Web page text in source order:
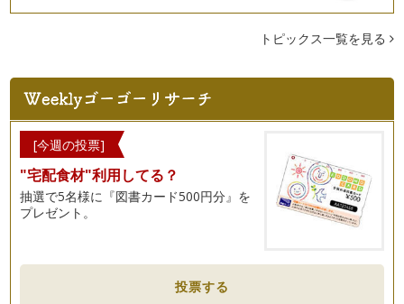
作りを楽しむ、ハッピー・…
野菜で季節を楽しもう～野菜の旬を知るヒント
満開の桜が街中をピンク色に染め、菜の花やチューリップなど
色とりどりの花が咲き誇る季節。暖か…
野菜を家庭で育てる目的～生きていることを知ること
前回、家庭での野菜育てのすすめをご紹介しました。 お庭が
なくても、ベランダなどを利…
小さなタネが野菜になるまで
野菜ソムリエの野菜ぎらい克服塾では、野菜の成長を学ぶコン
テンツがあり、お家でも野菜を育て、…
トピックス一覧を見る
[今週の投票]
"宅配食材"利用してる？
抽選で5名様に『図書カード500円分』を
プレゼント。
投票する